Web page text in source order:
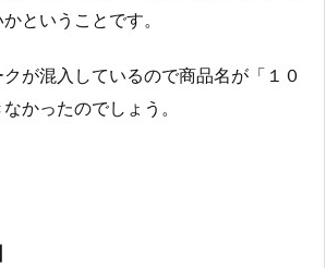
ということです。
が混入しているので商品名が「１０
かったのでしょう。